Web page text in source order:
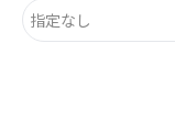
指定なし